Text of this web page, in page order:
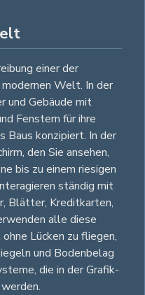
einer der
Welt. In der
und Gebäude mit
Fenstern für ihre
Baus konzipiert. In der
den Sie ansehen,
bis zu einem riesigen
ständig mit
Blätter, Kreditkarten,
alle diese
Lücken zu fliegen,
und Bodenbelag
die in der Grafik-